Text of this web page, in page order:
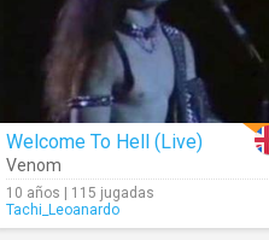
Welcome To Hell (Live)
Venom
10 años | 115 jugadas
Tachi_Leoanardo